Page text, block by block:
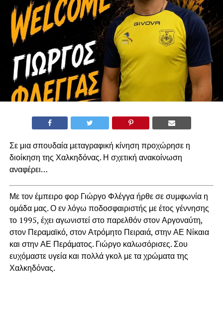
Σε μια σπουδαία μεταγραφική κίνηση προχώρησε η
διοίκηση της Χαλκηδόνας. Η σχετική ανακοίνωση
αναφέρει…
Με τον έμπειρο φορ Γιώργο Φλέγγα ήρθε σε συμφωνία η
ομάδα μας. Ο εν λόγω ποδοσφαιριστής με έτος γέννησης
το 1995, έχει αγωνιστεί στο παρελθόν στον Αργοναύτη,
στον Περαμαϊκό, στον Ατρόμητο Πειραιά, στην ΑΕ Νίκαια
και στην ΑΕ Περάματος. Γιώργο καλωσόρισες. Σου
ευχόμαστε υγεία και πολλά γκολ με τα χρώματα της
Χαλκηδόνας.